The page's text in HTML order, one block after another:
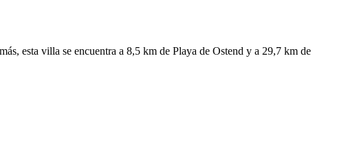
esta villa se encuentra a 8,5 km de Playa de Ostend y a 29,7 km de